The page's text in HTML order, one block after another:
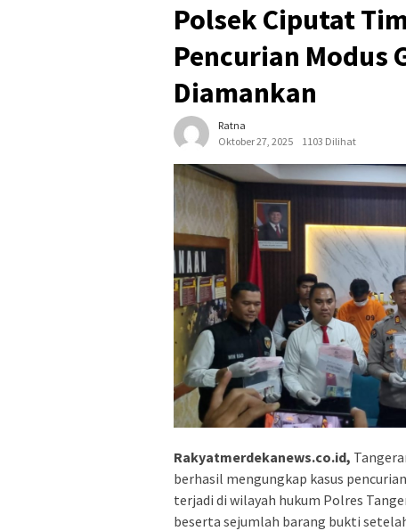
Polsek Ciputat
Pencurian Modus
Diamankan
Ratna
Oktober 27, 2025
1103 Dilihat
Rakyatmerdekanews.co.id,
berhasil mengungkap kasus
terjadi di wilayah hukum Polres
beserta sejumlah barang bukti